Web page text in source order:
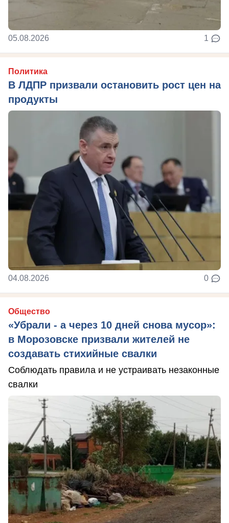
05.08.2026 1
Политика
В ЛДПР призвали остановить рост цен на
продукты
04.08.2026 0
Общество
«Убрали - а через 10 дней снова мусор»:
в Морозовске призвали жителей не
создавать стихийные свалки
Соблюдать правила и не устраивать незаконные
свалки